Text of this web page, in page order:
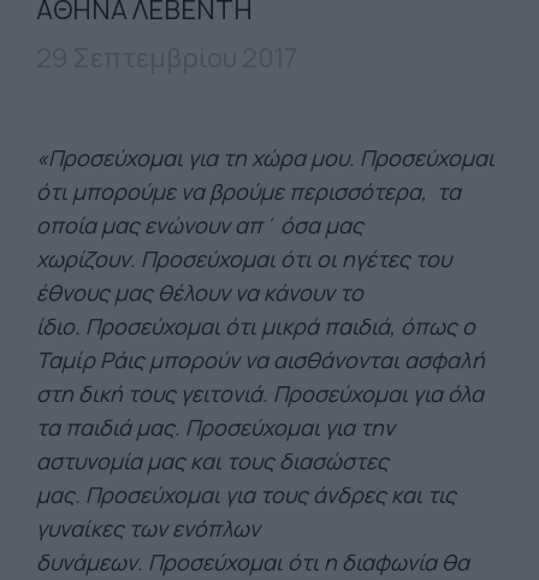
ΑΘΗΝΑ ΛΕΒΕΝΤΗ
«Προσεύχομαι για τη χώρα μου. Προσεύχομαι
ότι μπορούμε να βρούμε περισσότερα, τα
οποία μας ενώνουν απ΄ όσα μας
χωρίζουν. Προσεύχομαι ότι οι ηγέτες του
έθνους μας θέλουν να κάνουν το
ίδιο. Προσεύχομαι ότι μικρά παιδιά, όπως ο
Ταμίρ Ράις μπορούν να αισθάνονται ασφαλή
στη δική τους γειτονιά. Προσεύχομαι για όλα
τα παιδιά μας. Προσεύχομαι για την
αστυνομία μας και τους διασώστες
μας. Προσεύχομαι για τους άνδρες και τις
γυναίκες των ενόπλων
δυνάμεων. Προσεύχομαι ότι η διαφωνία θα